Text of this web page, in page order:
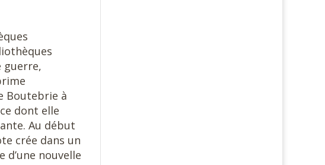
guerre,
Boutebrie à
dont elle
Au début
crée dans un
nouvelle